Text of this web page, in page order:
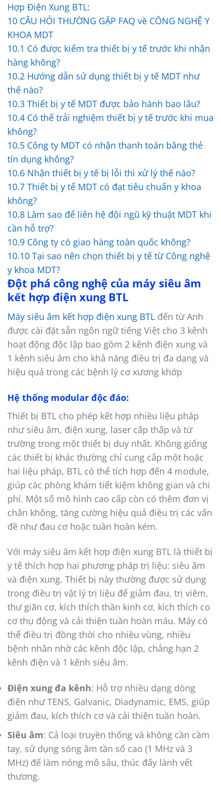
Hợp Điện Xung BTL:
10 CÂU HỎI THƯỜNG GẶP FAQ về CÔNG NGHỆ Y
KHOA MDT
10.1 Có được kiểm tra thiết bị y tế trước khi nhận
hàng không?
10.2 Hướng dẫn sử dụng thiết bị y tế MDT như
thế nào?
10.3 Thiết bị y tế MDT được bảo hành bao lâu?
10.4 Có thể trải nghiệm thiết bị y tế trước khi mua
không?
10.5 Công ty MDT có nhận thanh toán bằng thẻ
tín dụng không?
10.6 Nhận thiết bị y tế bị lỗi thì xử lý thế nào?
10.7 Thiết bị y tế MDT có đạt tiêu chuẩn y khoa
không?
10.8 Làm sao để liên hệ đội ngũ kỹ thuật MDT khi
cần hỗ trợ?
10.9 Công ty có giao hàng toàn quốc không?
10.10 Tại sao nên chọn thiết bị y tế từ Công nghệ
y khoa MDT?
Đột phá công nghệ của máy siêu âm
kết hợp điện xung BTL
Máy siêu âm kết hợp điện xung BTL đến từ Anh
được cài đặt sẵn ngôn ngữ tiếng Việt cho 3 kênh
hoạt động độc lập bao gồm 2 kênh điện xung và
1 kênh siêu âm cho khả năng điều trị đa dạng và
hiệu quả trong các bệnh lý cơ xương khớp
Hệ thống modular độc đáo:
Thiết bị BTL cho phép kết hợp nhiều liệu pháp
như siêu âm, điện xung, laser cấp thấp và từ
trường trong một thiết bị duy nhất. Không giống
các thiết bị khác thường chỉ cung cấp một hoặc
hai liệu pháp, BTL có thể tích hợp đến 4 module,
giúp các phòng khám tiết kiệm không gian và chi
phí. Một số mô hình cao cấp còn có thêm đơn vị
chân không, tăng cường hiệu quả điều trị các vấn
đề như đau cơ hoặc tuần hoàn kém.
Với máy siêu âm kết hợp điện xung BTL là thiết bị
y tế thích hợp hai phương pháp trị liệu: siêu âm
và điện xung. Thiết bị này thường được sử dụng
trong điều trị vật lý trị liệu để giảm đau, trị viêm,
thư giãn cơ, kích thích thần kinh cơ, kích thích co
cơ thụ động và cải thiện tuần hoàn máu. Máy có
thể điều trị đồng thời cho nhiều vùng, nhiều
bệnh nhân nhờ các kênh độc lập, chẳng hạn 2
kênh điện và 1 kênh siêu âm.
Điện xung đa kênh: Hỗ trợ nhiều dạng dòng
điện như TENS, Galvanic, Diadynamic, EMS, giúp
giảm đau, kích thích cơ và cải thiện tuần hoàn.
Siêu âm: Cả loại truyền thống và không cần cầm
tay, sử dụng sóng âm tần số cao (1 MHz và 3
MHz) để làm nóng mô sâu, thúc đẩy lành vết
thương.